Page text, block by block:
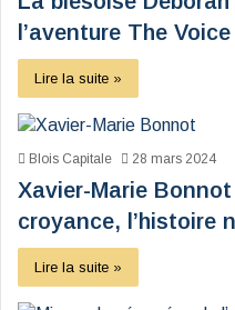
l’aventure The Voice
Lire la suite »
Blois Capitale 28 mars 2024
Xavier-Marie
croyance, l’histoire
Lire la suite »